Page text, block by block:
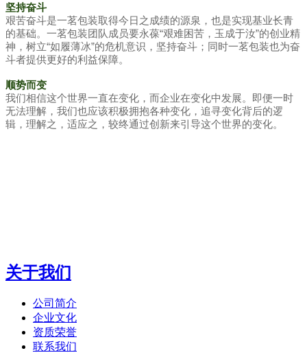
坚持奋斗
艰苦奋斗是一茗包装取得今日之成绩的源泉，也是实现基业长青
的基础。一茗包装团队成员要永葆“艰难困苦，玉成于汝”的创业精
神，树立“如履薄冰”的危机意识，坚持奋斗；同时一茗包装也为奋
斗者提供更好的利益保障。
顺势而变
我们相信这个世界一直在变化，而企业在变化中发展。即便一时
无法理解，我们也应该积极拥抱各种变化，追寻变化背后的逻
辑，理解之，适应之，较终通过创新来引导这个世界的变化。
关于我们
公司简介
企业文化
资质荣誉
联系我们